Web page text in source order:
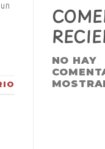
NO HAY